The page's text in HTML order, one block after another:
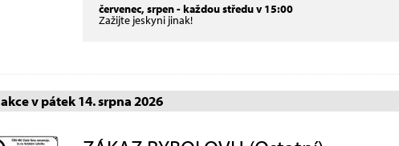
červenec, srpen - každou středu v 15:00
Zažijte jeskyni jinak!
akce v pátek 14. srpna 2026